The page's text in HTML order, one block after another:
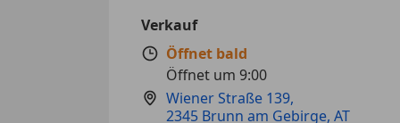
Verkauf
Öffnet bald
Öffnet um 9:00
Wiener Straße 139,
2345 Brunn am Gebirge, AT